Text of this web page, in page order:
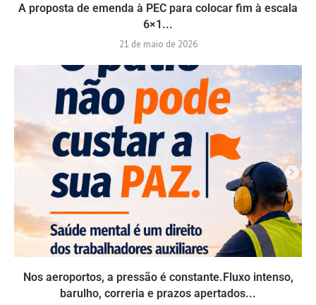
A proposta de emenda à PEC para colocar fim à escala
6×1...
21 de maio de 2026
Nos aeroportos, a pressão é constante.Fluxo intenso,
barulho, correria e prazos apertados...